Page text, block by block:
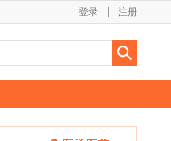
注册
登录